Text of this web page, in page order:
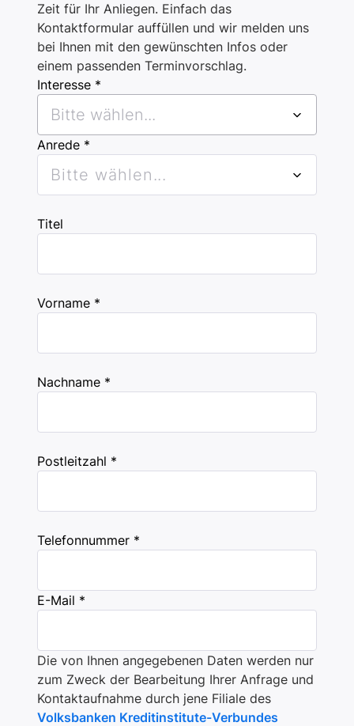
Zeit für Ihr Anliegen. Einfach das
Kontaktformular auffüllen und wir melden uns
bei Ihnen mit den gewünschten Infos oder
einem passenden Terminvorschlag.
Interesse *
Bitte wählen...
Anrede *
Bitte wählen...
Titel
Vorname *
Nachname *
Postleitzahl *
Telefonnummer *
E-Mail *
Die von Ihnen angegebenen Daten werden nur
zum Zweck der Bearbeitung Ihrer Anfrage und
Kontaktaufnahme durch jene Filiale des
Volksbanken Kreditinstitute-Verbundes